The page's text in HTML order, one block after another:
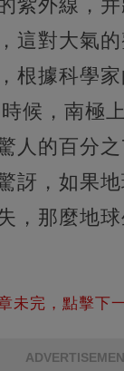
紫外線，
這對大氣
根據科學家
候，南極
人的百分
訝，如果
，那麼地
未完，點擊下